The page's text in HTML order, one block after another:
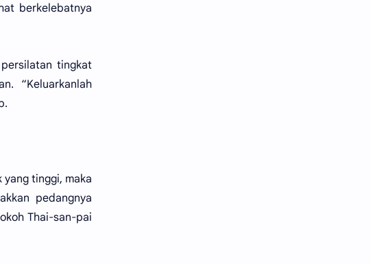
berkelebatnya
tingkat
“Keluarkanlah
tinggi, maka
pedangnya
Thai-san-pai